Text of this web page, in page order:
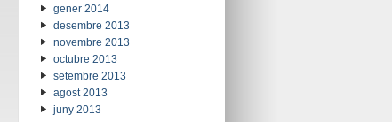
gener 2014
desembre 2013
novembre 2013
octubre 2013
setembre 2013
agost 2013
juny 2013